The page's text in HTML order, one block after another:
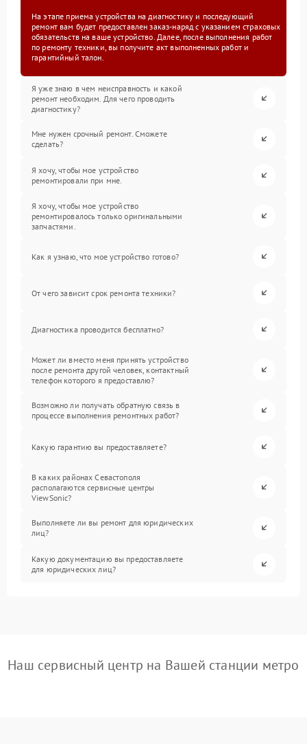
На этапе приема устройства на диагностику и последующий
ремонт вам будет предоставлен заказ-наряд с указанием страховых
обязательств на ваше устройство. Далее, после выполнения работ
по ремонту техники, вы получите акт выполненных работ и
гарантийный талон.
Я уже знаю в чем неисправность и какой
ремонт необходим. Для чего проводить
диагностику?
Мне нужен срочный ремонт. Сможете
сделать?
Я хочу, чтобы мое устройство
ремонтировали при мне.
Я хочу, чтобы мое устройство
ремонтировалось только оригинальными
запчастями.
Как я узнаю, что мое устройство готово?
От чего зависит срок ремонта техники?
Диагностика проводится бесплатно?
Может ли вместо меня принять устройство
после ремонта другой человек, контактный
телефон которого я предоставлю?
Возможно ли получать обратную связь в
процессе выполнения ремонтных работ?
Какую гарантию вы предоставляете?
В каких районах Севастополя
располагаются сервисные центры
ViewSonic?
Выполняете ли вы ремонт для юридических
лиц?
Какую документацию вы предоставляете
для юридических лиц?
Наш сервисный центр на Вашей станции метро